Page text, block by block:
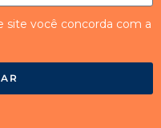
site você concorda com a